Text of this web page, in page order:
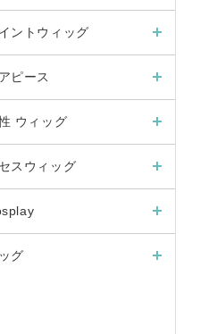
ントウィッグ
ピース
ウィッグ
スウィッグ
グ